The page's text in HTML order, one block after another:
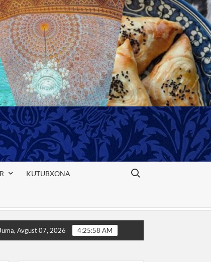
KUTUBXONA
Search for:
nimani anglatishini bilasizmi
Juma, Avgust 07, 2026 4:25:59 AM